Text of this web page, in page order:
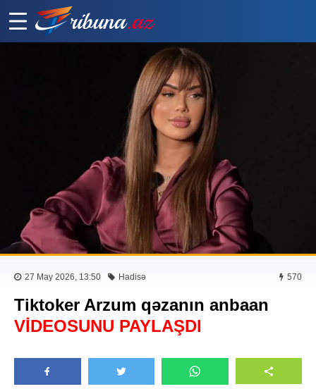
27 May 2026, 13:50 Hadisə 570
Tiktoker Arzum qəzanın anbaan
VİDEOSUNU PAYLAŞDI